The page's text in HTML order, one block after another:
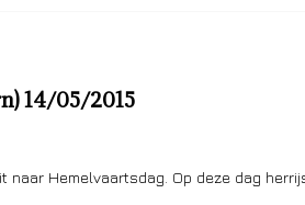
14/05/2015
Hemelvaartsdag. Op deze dag